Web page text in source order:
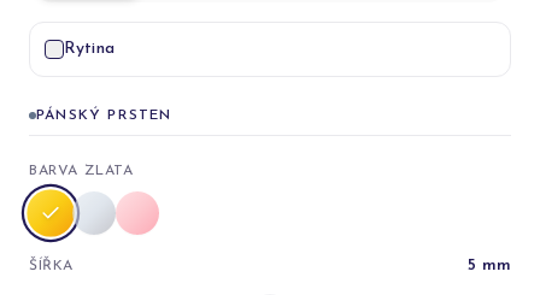
Rytina
PÁNSKÝ PRSTEN
BARVA ZLATA
ŠÍŘKA 5 mm